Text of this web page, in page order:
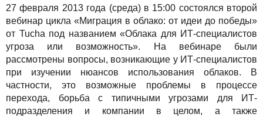
TuchaMetal
TuchaBackup
TuchaSync
Хостинг сайтов-конструкторов
Удаленный офис
Компания
Карьера
Сервисы
Решения
Для бизнеса
Техподдержка
27 февраля 2013 года (среда) в 15:00 состоялся второй
вебинар цикла «Миграция в облако: от идеи до победы»
от Tucha под названием «Облака для ИТ-специалистов
угроза или возможность». На вебинаре были
рассмотрены вопросы, возникающие у ИТ-специалистов
при изучении нюансов использования облаков. В
частности, это возможные проблемы в процессе
перехода, борьба с типичными угрозами для ИТ-
подразделения и компании в целом, а также